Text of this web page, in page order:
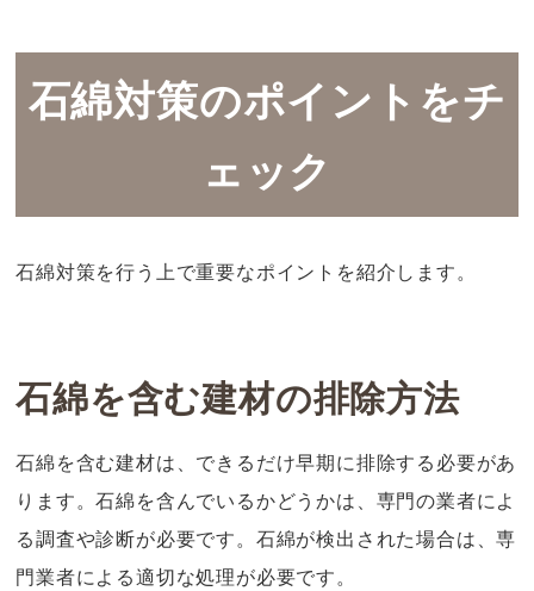
石綿対策のポイントをチ
ェック
石綿対策を行う上で重要なポイントを紹介します。
石綿を含む建材の排除方法
石綿を含む建材は、できるだけ早期に排除する必要があ
ります。石綿を含んでいるかどうかは、専門の業者によ
る調査や診断が必要です。石綿が検出された場合は、専
門業者による適切な処理が必要です。